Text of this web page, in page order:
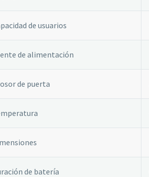
de usuarios
de alimentación
de puerta
de batería